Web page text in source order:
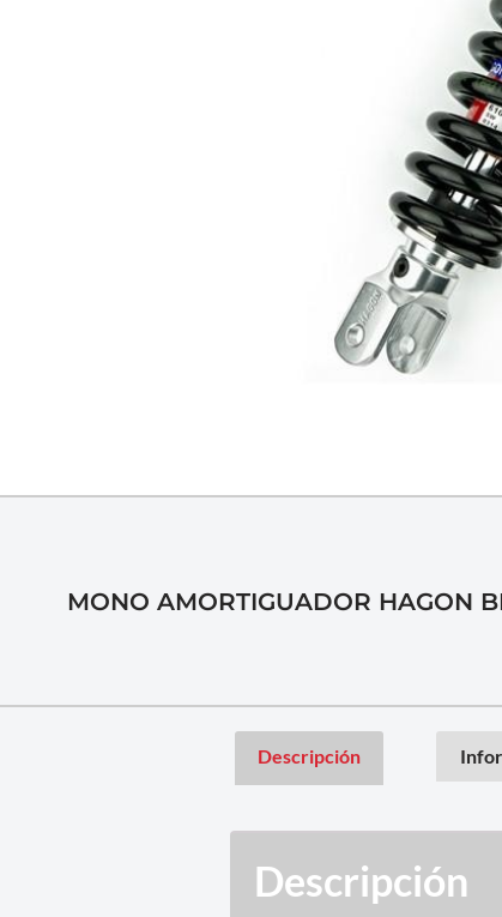
MONO AMORTIGUADOR HAGON
Descripción
Descripción